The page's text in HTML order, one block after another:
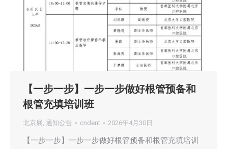
【一步一步】一步一步做好根管预备和
根管充填培训班
北京展, 通知公告 cndent 2026年4月30日
【一步一步】一步一步做好根管预备和根管充填培训